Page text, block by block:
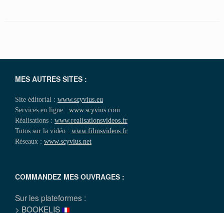
MES AUTRES SITES :
Site éditorial : www.scyvius.eu
Services en ligne : www.scyvius.com
Réalisations : www.realisationsvideos.fr
Tutos sur la vidéo : www.filmsvideos.fr
Réseaux : www.scyvius.net
COMMANDEZ MES OUVRAGES :
Sur les plateformes :
> BOOKELIS